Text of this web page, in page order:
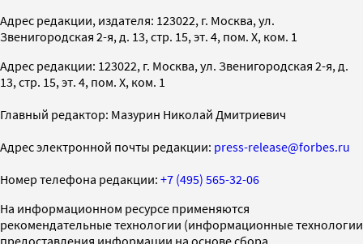
Адрес редакции, издателя: 123022, г. Москва, ул.
Звенигородская 2-я, д. 13, стр. 15, эт. 4, пом. X, ком. 1
Адрес редакции: 123022, г. Москва, ул. Звенигородская 2-я, д.
13, стр. 15, эт. 4, пом. X, ком. 1
Главный редактор: Мазурин Николай Дмитриевич
Адрес электронной почты редакции: press-release@forbes.ru
Номер телефона редакции: +7 (495) 565-32-06
На информационном ресурсе применяются
рекомендательные технологии (информационные технологии
предоставления информации на основе сбора,